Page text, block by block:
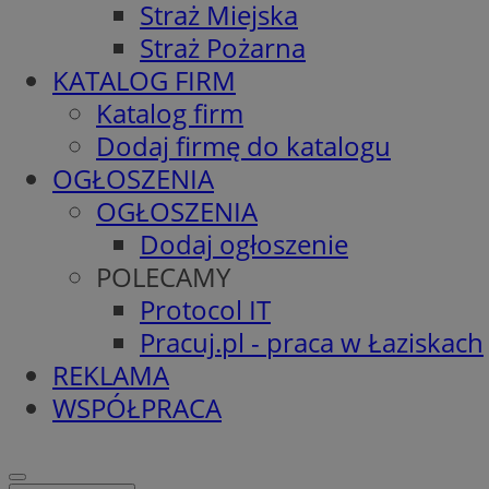
Straż Miejska
Straż Pożarna
KATALOG FIRM
Katalog firm
Dodaj firmę do katalogu
OGŁOSZENIA
OGŁOSZENIA
Dodaj ogłoszenie
POLECAMY
Protocol IT
Pracuj.pl - praca w Łaziskach
REKLAMA
WSPÓŁPRACA